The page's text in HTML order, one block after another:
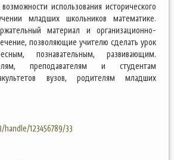
использования исторического
младших школьников математике.
материал и организационно-
позволяющие учителю сделать урок
познавательным, развивающим.
преподавателям и студентам
вузов, родителям младших
123456789/33